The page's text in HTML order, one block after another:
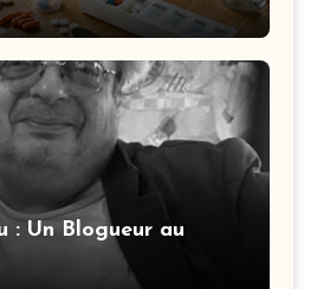
: Un Blogueur au